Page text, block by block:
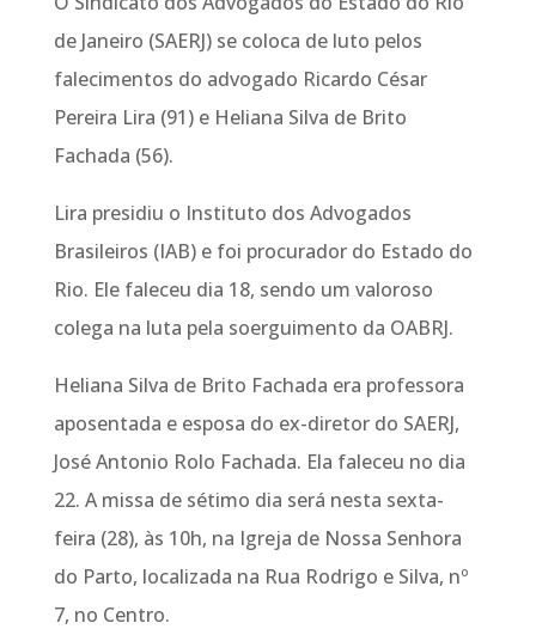
de Janeiro (SAERJ) se coloca de luto pelos
falecimentos do advogado Ricardo César
Pereira Lira (91) e Heliana Silva de Brito
Fachada (56).
Lira presidiu o Instituto dos Advogados
Brasileiros (IAB) e foi procurador do Estado do
Rio. Ele faleceu dia 18, sendo um valoroso
colega na luta pela soerguimento da OABRJ.
Heliana Silva de Brito Fachada era professora
aposentada e esposa do ex-diretor do SAERJ,
José Antonio Rolo Fachada. Ela faleceu no dia
22. A missa de sétimo dia será nesta sexta-
feira (28), às 10h, na Igreja de Nossa Senhora
do Parto, localizada na Rua Rodrigo e Silva, nº
7, no Centro.